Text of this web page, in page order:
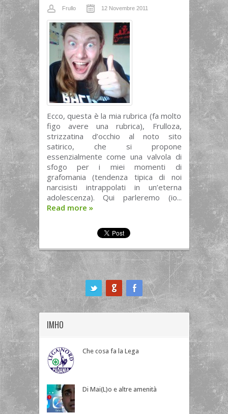
Frullo 12 Novembre 2011
Ecco, questa è la mia rubrica (fa molto
figo avere una rubrica), Frulloza,
strizzatina d’occhio al noto sito
satirico, che si propone
essenzialmente come una valvola di
sfogo per i miei momenti di
grafomania (tendenza tipica di noi
narcisisti intrappolati in un’eterna
adolescenza). Qui parleremo (io...
Read more »
IMHO
Che cosa fa la Lega
Di Mai(L)o e altre amenità